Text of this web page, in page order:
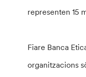
representen 15
Fiare Banca
organitzacions